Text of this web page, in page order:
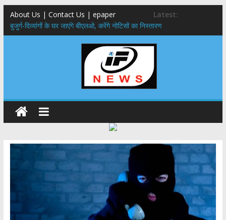
About Us | Contact Us | epaper
Latest:
बुजुर्ग-दिव्यांगों के घर जाएंगे बीएलओ, करेंगे नोटिसों का निस्तारण
24×7 अलर्ट मोड में रहें अधिकारी-मुख्य सचिव मानसून-एसईओसी से मुख्य सचिव ने
की विस्तृत समीक्षा कहा-बंद सड़कों को शीघ्र खोला जाए, लोगों को न हो दिक्कत
459 करोड़ से एचएनबी गढ़वाल विश्वविद्यालय में अनुसंधान संरचना होगी सुदृढ,उच्च
शिक्षा मंत्री धन सिंह रावत ने नवनियुक्त केन्द्रीय शिक्षा मंत्री से की मुलाकात
मुख्यमंत्री से महानिदेशक एनसीसी ने की शिष्टाचार भेंट,उत्तराखण्ड में एनसीसी के
विस्तार एवं आधुनिक आधारभूत संरचना के विकास पर हुई महत्वपूर्ण चर्चा
एमडीडीए बोर्ड बैठक, देहरादून और मसूरी के विकास के लिए 25 बड़े प्रस्तावों को मिली
हरी झंडी